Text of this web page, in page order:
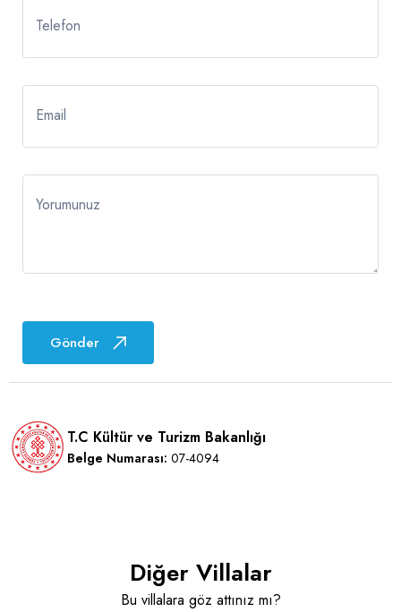
Telefon
Email
Yorumunuz
Gönder
T.C Kültür ve Turizm Bakanlığı
Belge Numarası: 07-4094
Diğer Villalar
Bu villalara göz attınız mı?